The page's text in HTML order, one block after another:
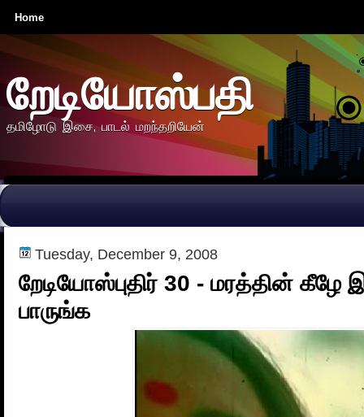
Home
றேடியோஸ்பதி
தமிழோடு இசை, பாடல் மறந்தறியேன்
Tuesday, December 9, 2008
றேடியோஸ்புதிர் 30 - மரத்தின் கீழே
பாருங்க